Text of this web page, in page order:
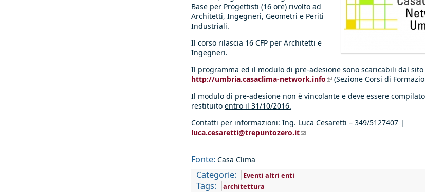
Base per Progettisti (16 ore) rivolto ad
Architetti, Ingegneri, Geometri e Periti
Industriali.
Il corso rilascia 16 CFP per Architetti e
Ingegneri.
Il programma ed il modulo di pre-adesione sono scaricabili dal sito
http://umbria.casaclima-network.info(link is external)
(Sezione Corsi di
Il modulo di pre-adesione non è vincolante e deve essere
restituito entro il 31/10/2016.
Contatti per informazioni: Ing. Luca Cesaretti – 349/5127407 |
luca.cesaretti@trepuntozero.it(link sends e-mail)
Fonte: Casa Clima
Categorie: Eventi altri enti
Tags:
architettura